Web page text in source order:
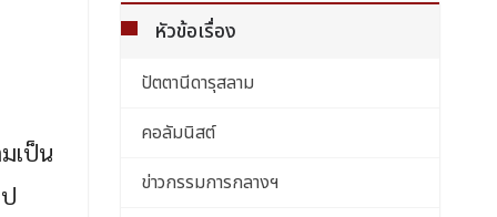
เป็น
หัวข้อเรื่อง
ปัตตานีดารุสลาม
คอลัมนิสต์
ข่าวกรรมการกลางฯ